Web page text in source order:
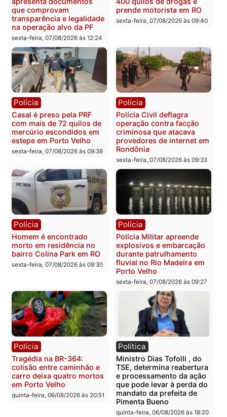
Você também vai querer ler...
Polícia
2 MILHÕES – Unnesa
apresenta documentos
que comprovam
transparência e legalidade
na operação alvo da PF
sexta-feira, 07/08/2026 às 12:24
Polícia
Polícia Federal apreende
400 quilos de drogas e
prende motorista em RO
sexta-feira, 07/08/2026 às
Polícia
Casal é preso pela PRF
com mais de 72 quilos de
mercúrio escondidos em
estepe em Porto Velho
Polícia
Polícia Civil deflagra
operação contra facção
criminosa que atacava
provedores de internet
Rondônia
sexta-feira, 07/08/2026 às
Polícia
Homem é encontrado
morto em residência no
bairro Colina Park em RO
Polícia
Polícia Militar apreende
explosivos e
durante patrulhamento
fluvial no Rio Madeira em
Porto Velho